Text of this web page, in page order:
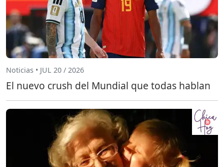
Noticias • JUL 20 / 2026
El nuevo crush del Mundial que todas hablan